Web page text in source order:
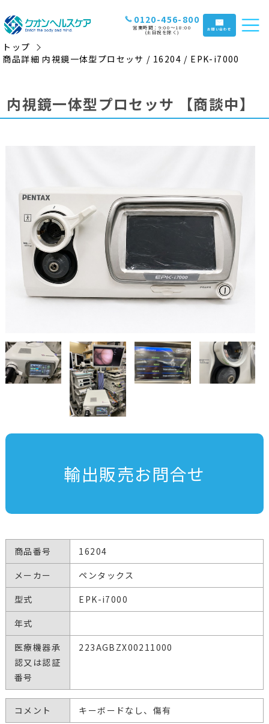
0120-456-800
営業時間：9:00〜18:00
(土日祝を除く) お問い合わせ
トップ
商品詳細 内視鏡一体型プロセッサ / 16204 / EPK-i7000
内視鏡一体型プロセッサ 【商談中】
輸出販売お問合せ
商品番号
16204
メーカー
ペンタックス
型式
EPK-i7000
年式
医療機器承
認又は認証
番号
223AGBZX00211000
コメント キーボードなし、傷有